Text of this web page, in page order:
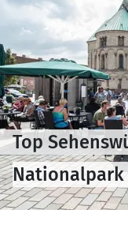
Top
Nationalpark